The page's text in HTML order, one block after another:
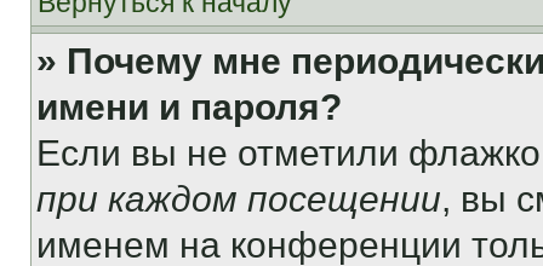
» Почему мне
имени и пароля?
Если вы не отметили
при каждом посещении, вы
именем на конференции